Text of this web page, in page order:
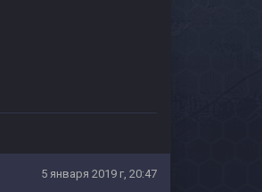
5 января 2019 г, 20:47